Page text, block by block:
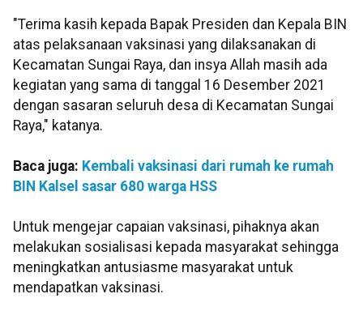
"Terima kasih kepada Bapak Presiden dan Kepala BIN
atas pelaksanaan vaksinasi yang dilaksanakan di
Kecamatan Sungai Raya, dan insya Allah masih ada
kegiatan yang sama di tanggal 16 Desember 2021
dengan sasaran seluruh desa di Kecamatan Sungai
Raya," katanya.
Baca juga: Kembali vaksinasi dari rumah ke rumah
BIN Kalsel sasar 680 warga HSS
Untuk mengejar capaian vaksinasi, pihaknya akan
melakukan sosialisasi kepada masyarakat sehingga
meningkatkan antusiasme masyarakat untuk
mendapatkan vaksinasi.